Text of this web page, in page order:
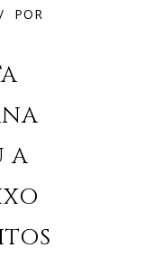
POR
A